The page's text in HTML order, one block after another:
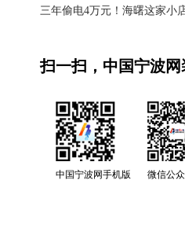
三年偷电4万元！海曙这家小
扫一扫，中国宁波
中国宁波网手机版 微信公